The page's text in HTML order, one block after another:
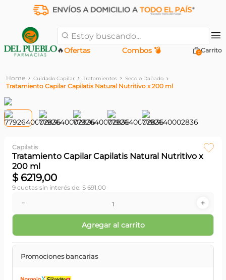
Estoy buscando...
Ofertas
🔥 Combos 💣 0
Cuidado Capilar Tratamientos Seco o Dañado
Tratamiento Capilar Capilatis Natural Nutritivo x 200 ml
Capilatis
Tratamiento Capilar Capilatis Natural Nutritivo x
200 ml
$ 6219,00
9 cuotas sin interés de: $ 691,00
＋
－
Agregar al carrito
Promociones bancarias